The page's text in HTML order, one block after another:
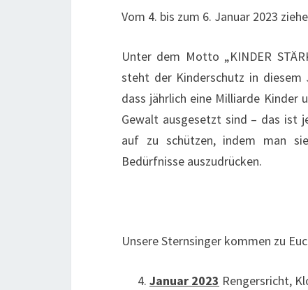
Vom 4. bis zum 6. Januar 2023
Unter dem Motto „KINDER
steht der Kinderschutz in diesem
dass jährlich eine Milliarde Kinder
Gewalt ausgesetzt sind – das ist
auf zu schützen, indem man
Bedürfnisse auszudrücken.
Unsere Sternsinger kommen zu
Januar 2023 Rengersricht,